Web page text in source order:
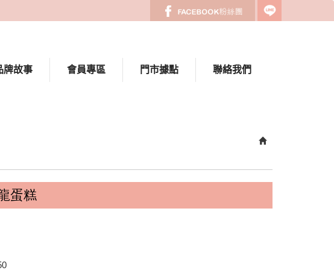
牌故事 會員專區 門市據點 聯絡我們
蛋糕